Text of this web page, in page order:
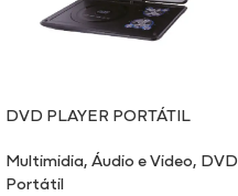
DVD PLAYER PORTÁTIL
Multimidia,Áudio e Video, DVD
Portátil